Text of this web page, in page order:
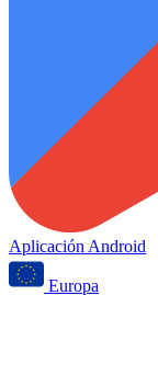
Aplicación Android
Europa